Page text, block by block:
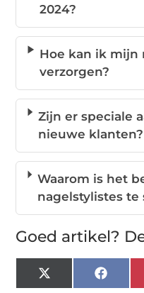
2024?
Hoe kan ik mijn
verzorgen?
Zijn er speciale
nieuwe klanten?
Waarom is het
nagelstylistes te
Goed artikel?
X